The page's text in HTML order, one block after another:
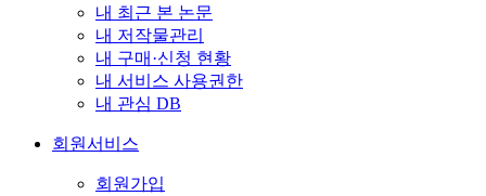
내 최근 본 논문
내 저작물관리
내 구매·신청 현황
내 서비스 사용권한
내 관심 DB
회원서비스
회원가입